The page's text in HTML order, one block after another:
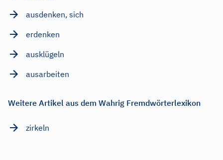
ausdenken, sich
erdenken
ausklügeln
ausarbeiten
Weitere Artikel aus dem Wahrig Fremdwörterlexikon
zirkeln